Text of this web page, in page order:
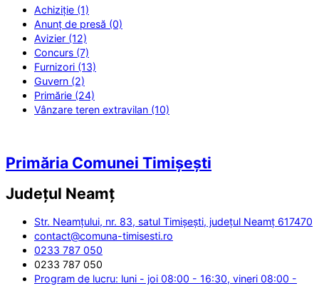
Achiziție (1)
Anunț de presă (0)
Avizier (12)
Concurs (7)
Furnizori (13)
Guvern (2)
Primărie (24)
Vânzare teren extravilan (10)
Primăria Comunei Timișești
Județul Neamț
Str. Neamțului, nr. 83, satul Timișești, județul Neamț 617470
contact@comuna-timisesti.ro
0233 787 050
0233 787 050
Program de lucru: luni - joi 08:00 - 16:30, vineri 08:00 -